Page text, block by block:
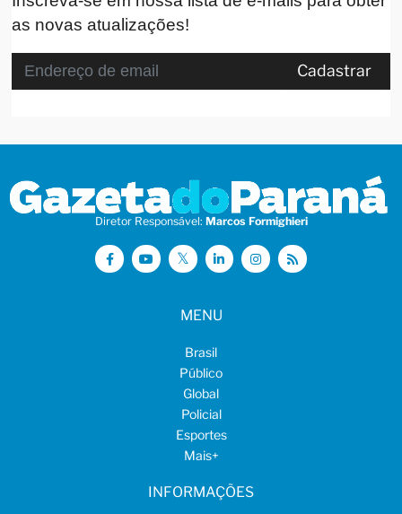
as novas atualizações!
Cadastrar
Diretor Responsável: Marcos Formighieri
MENU
Brasil
Público
Global
Policial
Esportes
Mais+
INFORMAÇÕES